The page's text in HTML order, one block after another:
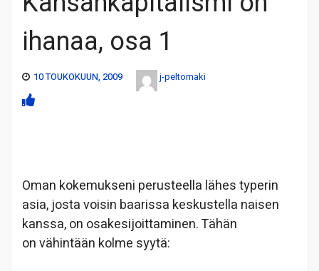
ihanaa, osa 1
10 TOUKOKUUN, 2009 j-peltomaki
Oman kokemukseni perusteella lähes typerin
asia, josta voisin baarissa keskustella naisen
kanssa, on osakesijoittaminen. Tähän
on vähintään kolme syytä: